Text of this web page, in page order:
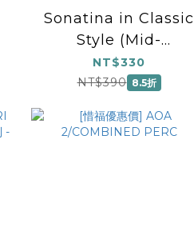
Sonatina in Classic
Style (Mid-
Intermediate)
NT$330
NT$390 8.5折